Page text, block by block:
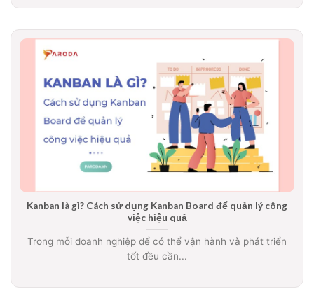
Kanban là gì? Cách sử dụng Kanban Board để quản lý công
việc hiệu quả
Trong mỗi doanh nghiệp để có thể vận hành và phát triển
tốt đều cần...